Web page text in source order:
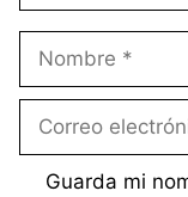
electrónico
Guarda mi